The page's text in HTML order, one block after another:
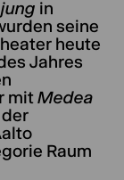
in
seine
heute
Jahres
mitMedea
Raum